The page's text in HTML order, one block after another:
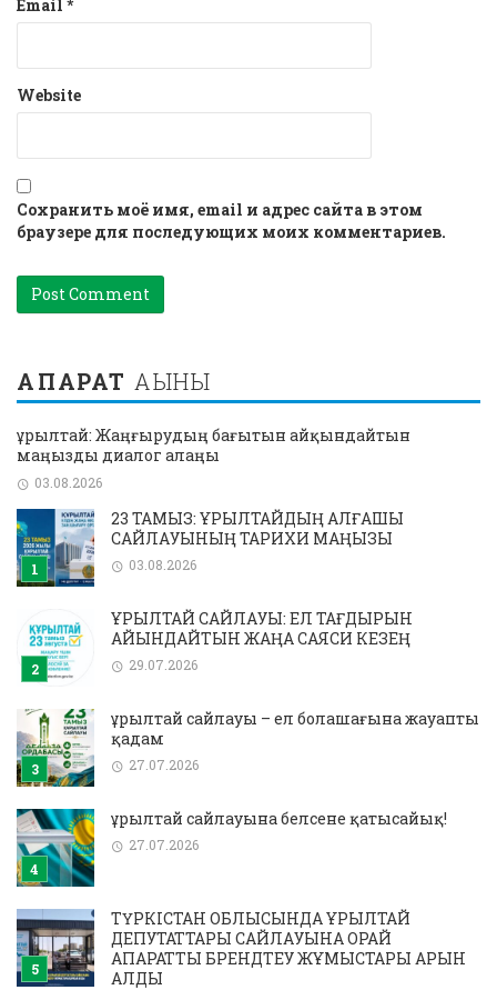
Email *
Website
Сохранить моё имя, email и адрес сайта в этом
браузере для последующих моих комментариев.
АҚПАРАТ АҒЫНЫ
Құрылтай: Жаңғырудың бағытын айқындайтын
маңызды диалог алаңы
03.08.2026
23 ТАМЫЗ: ҚҰРЫЛТАЙДЫҢ АЛҒАШҚЫ
САЙЛАУЫНЫҢ ТАРИХИ МАҢЫЗЫ
03.08.2026
ҚҰРЫЛТАЙ САЙЛАУЫ: ЕЛ ТАҒДЫРЫН
АЙҚЫНДАЙТЫН ЖАҢА САЯСИ КЕЗЕҢ
29.07.2026
Құрылтай сайлауы – ел болашағына жауапты
қадам
27.07.2026
Құрылтай сайлауына белсене қатысайық!
27.07.2026
ТҮРКІСТАН ОБЛЫСЫНДА ҚҰРЫЛТАЙ
ДЕПУТАТТАРЫ САЙЛАУЫНА ОРАЙ
АҚПАРАТТЫҚ БРЕНДТЕУ ЖҰМЫСТАРЫ ҚАРҚЫН
АЛДЫ